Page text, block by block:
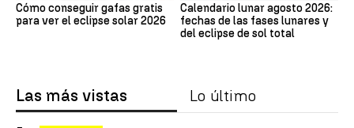
Cómo conseguir gafas gratis
para ver el eclipse solar 2026
Calendario lunar agosto 2026:
fechas de las fases lunares y
del eclipse de sol total
Las más vistas Lo último